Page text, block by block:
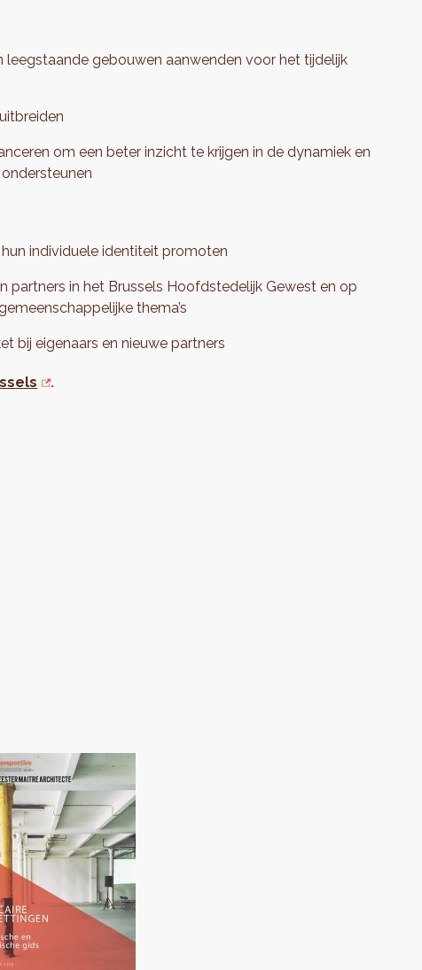
gebouwen aanwenden voor het tijdelijk
om een beter inzicht te krijgen in de dynamiek en
individuele identiteit promoten
partners in het Brussels Hoofdstedelijk Gewest en op
thema’s
bij eigenaars en nieuwe partners
.